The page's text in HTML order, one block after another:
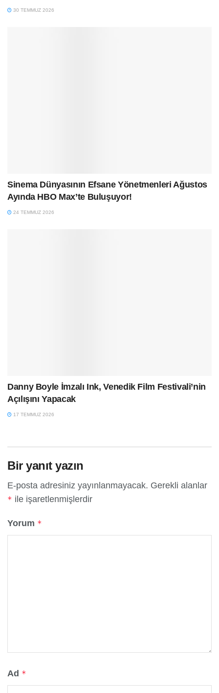
30 TEMMUZ 2026
Sinema Dünyasının Efsane Yönetmenleri Ağustos
Ayında HBO Max’te Buluşuyor!
24 TEMMUZ 2026
Danny Boyle İmzalı Ink, Venedik Film Festivali’nin
Açılışını Yapacak
17 TEMMUZ 2026
Bir yanıt yazın
E-posta adresiniz yayınlanmayacak. Gerekli alanlar
* ile işaretlenmişlerdir
Yorum *
Ad *